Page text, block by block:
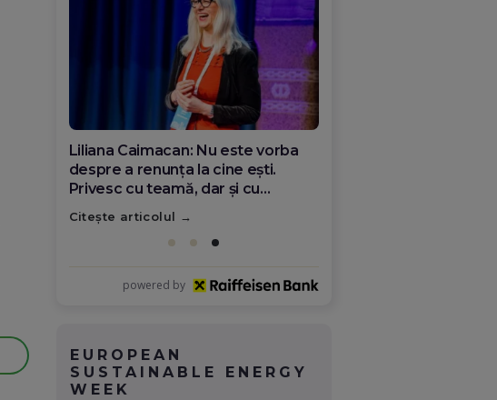
Diana Olar, românca de la Google
care demonstrează că diaspora
poate schimba România
Citește articolul
powered by
EUROPEAN
SUSTAINABLE ENERGY
WEEK